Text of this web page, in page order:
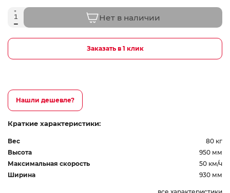
Нет в наличии
Заказать в 1 клик
Нашли дешевле?
Краткие характеристики:
Вес
80 кг
Высота
950 мм
Максимальная скорость
50 км/ч
Ширина
930 мм